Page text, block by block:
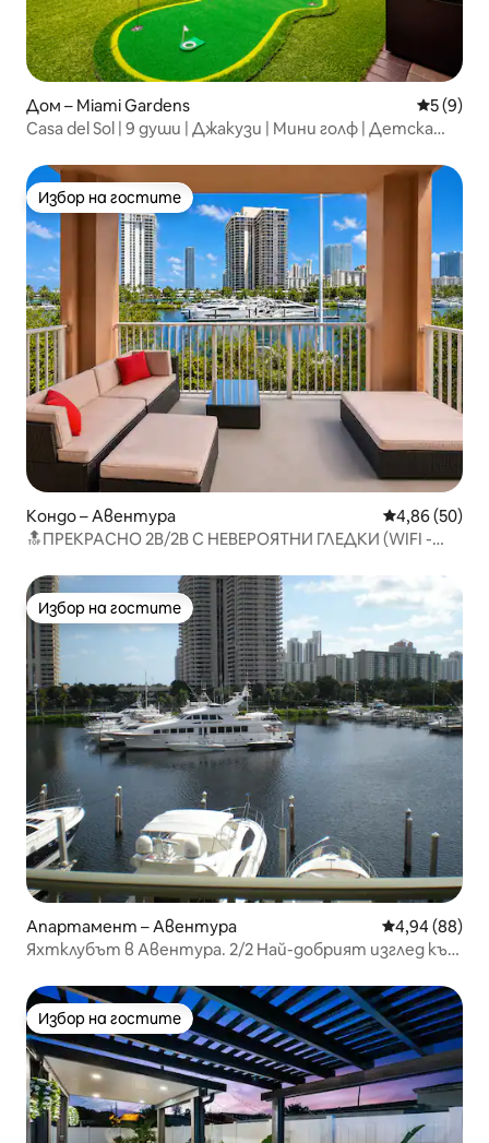
Дом – Miami Gardens Средна
5 (9)
Casa del Sol | 9 души | Джакузи | Мини голф | Детска
Избор на гостите
Избор на гостите
Кондо – Авентура Средна
4,86 (50)
🔝ПРЕКРАСНО 2B/2B С НЕВЕРОЯТНИ ГЛЕДКИ (WIFI -
Избор на гостите
Избор на гостите
Апартамент – Авентура Средна
4,94 (88)
Яхтклубът в Авентура. 2/2 Най-добрият изглед към
Избор на гостите
Избор на гостите